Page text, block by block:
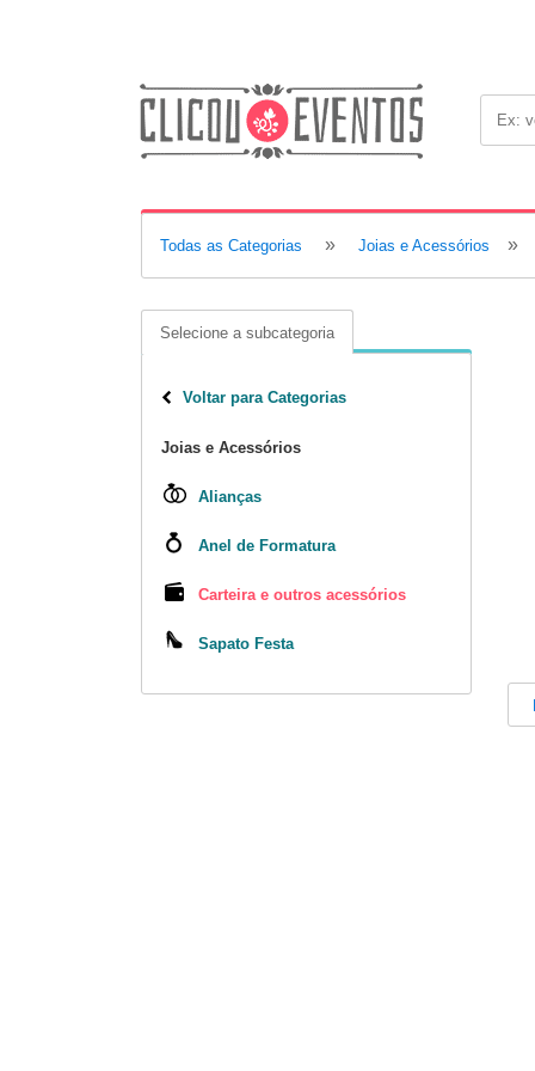
Todas as Categorias » Joias e Acessórios »
Selecione a subcategoria
Voltar para Categorias
Joias e Acessórios
Alianças
Anel de Formatura
Carteira e outros acessórios
Sapato Festa